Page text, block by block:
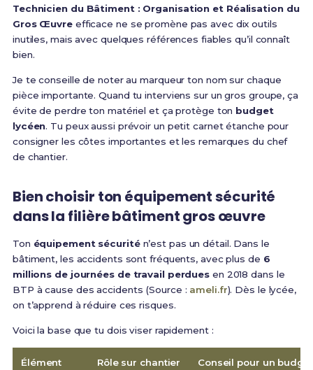
Technicien du Bâtiment : Organisation et Réalisation du
Gros Œuvreefficace ne se promène pas avec dix outils
inutiles, mais avec quelques références fiables qu’il connaît
bien.
Je te conseille de noter au marqueur ton nom sur chaque
pièce importante. Quand tu interviens sur un gros groupe, ça
évite de perdre ton matériel et ça protège ton budget
lycéen. Tu peux aussi prévoir un petit carnet étanche pour
consigner les côtes importantes et les remarques du chef
de chantier.
Bien choisir ton équipement sécurité
dans la filière bâtiment gros œuvre
Ton équipement sécuritén’est pas un détail. Dans le
bâtiment, les accidents sont fréquents, avec plus de 6
millions de journées de travail perdues en 2018 dans le
BTP à cause des accidents (Source : ameli.fr). Dès le lycée,
on t’apprend à réduire ces risques.
Voici la base que tu dois viser rapidement :
Élément Rôle sur chantier Conseil pour un